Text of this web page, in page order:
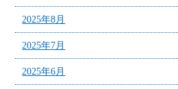
2025年8月
2025年7月
2025年6月